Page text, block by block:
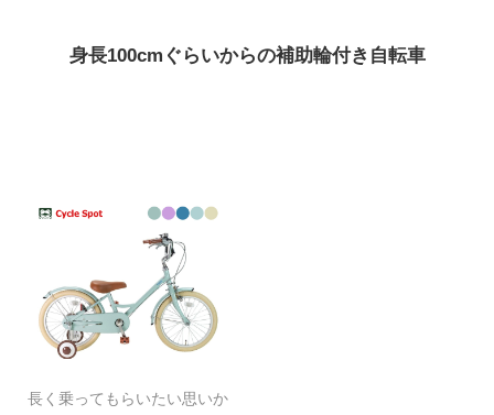
イベント
メディア
募集中の求人情報
法人様
身長100cmぐらいからの補助輪付き自転車
長く乗ってもらいたい思いか